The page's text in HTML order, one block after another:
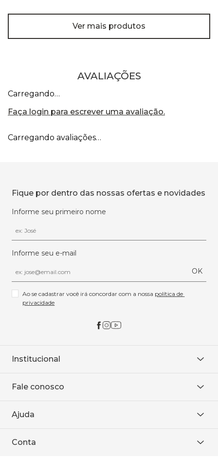
Ver mais produtos
AVALIAÇÕES
Carregando…
Faça login para escrever uma avaliação.
Carregando avaliações…
Fique por dentro das nossas ofertas e novidades
Informe seu primeiro nome
Informe seu e-mail
OK
Ao se cadastrar você irá concordar com a nossa política de
privacidade
Institucional
Onde encontrar
Baixe o APP
Fale conosco
WhatsApp
Ajuda
Política de entrega
Conta